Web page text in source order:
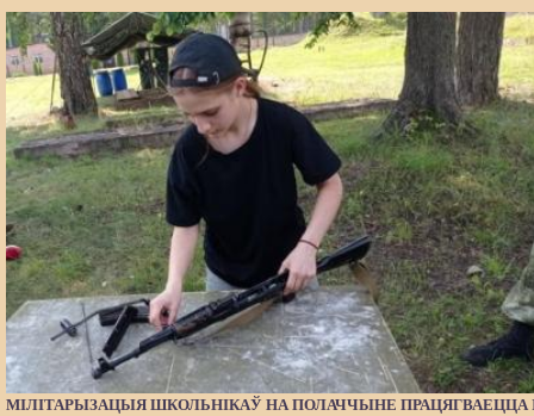
МІЛІТАРЫЗАЦЫЯ ШКОЛЬНІКАЎ НА ПОЛАЧЧЫНЕ ПРАЦЯГВАЕЦЦА